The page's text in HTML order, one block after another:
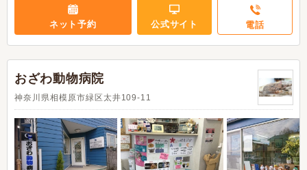
ネット予約 公式サイト 電話
おざわ動物病院
神奈川県相模原市緑区太井109-11